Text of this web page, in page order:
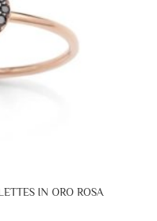
IN ORO ROSA